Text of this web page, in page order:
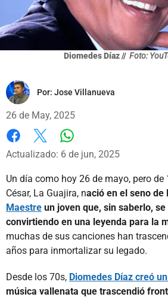
Diomedes Díaz // Foto:
Por: Jose Villanueva
26 de May, 2025
Facebook
X
Actualizado: 6 de jun, 2025
Un día como hoy 26 de mayo, pero de
César, La Guajira, nació en el seno de
Maestre un joven que, sin saberlo,
convirtiendo en una leyenda para la
muchas de sus canciones han
años para inmortalizar su legado.
Desde los 70s, Diomedes Díaz creó
música vallenata que trascendió